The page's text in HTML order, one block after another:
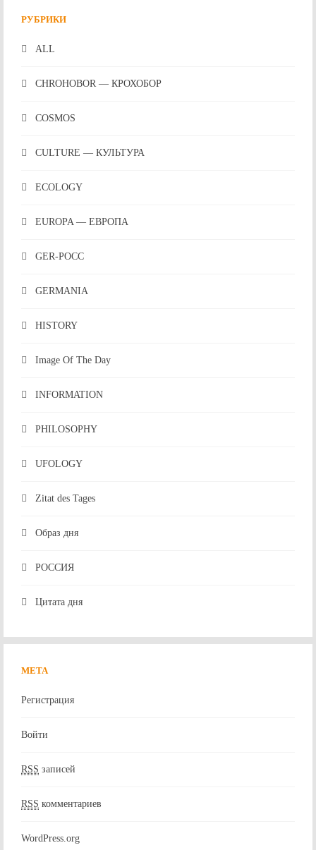
РУБРИКИ
ALL
CHROHOBOR — КРОХОБОР
COSMOS
CULTURE — КУЛЬТУРА
ECOLOGY
EUROPA — ЕВРОПА
GER-POCC
GERMANIA
HISTORY
Image Of The Day
INFORMATION
PHILOSOPHY
UFOLOGY
Zitat des Tages
Образ дня
РОССИЯ
Цитата дня
МЕТА
Регистрация
Войти
RSS записей
RSS комментариев
WordPress.org